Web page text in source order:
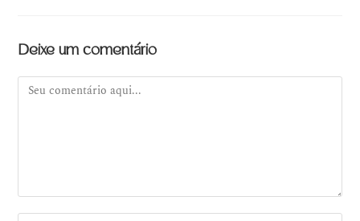
Deixe um comentário